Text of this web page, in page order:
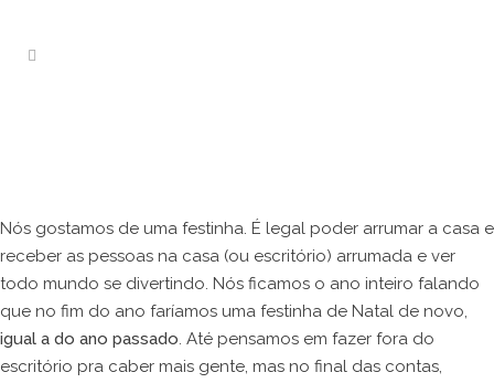
Nós gostamos de uma festinha. É legal poder arrumar a casa e
receber as pessoas na casa (ou escritório) arrumada e ver
todo mundo se divertindo. Nós ficamos o ano inteiro falando
que no fim do ano faríamos uma festinha de Natal de novo,
igual a do ano passado. Até pensamos em fazer fora do
escritório pra caber mais gente, mas no final das contas,